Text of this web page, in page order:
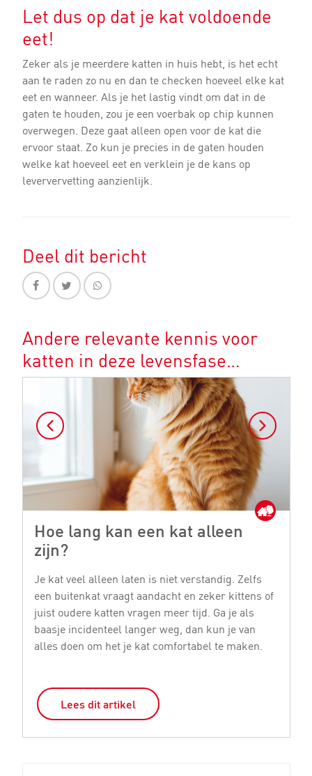
Let dus op dat je kat voldoende
eet!
Zeker als je meerdere katten in huis hebt, is het echt
aan te raden zo nu en dan te checken hoeveel elke kat
eet en wanneer. Als je het lastig vindt om dat in de
gaten te houden, zou je een voerbak op chip kunnen
overwegen. Deze gaat alleen open voor de kat die
ervoor staat. Zo kun je precies in de gaten houden
welke kat hoeveel eet en verklein je de kans op
leververvetting aanzienlijk.
Deel dit bericht
Andere relevante kennis voor
katten in deze levensfase…
Hoe lang kan een kat alleen
zijn?
Je kat veel alleen laten is niet verstandig. Zelfs
een buitenkat vraagt aandacht en zeker kittens of
juist oudere katten vragen meer tijd. Ga je als
baasje incidenteel langer weg, dan kun je van
alles doen om het je kat comfortabel te maken.
Lees dit artikel